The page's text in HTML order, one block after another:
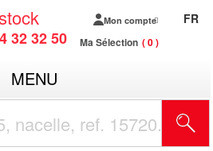
32 32 50
Mon compte
Ma Sélection 0
FR
MENU